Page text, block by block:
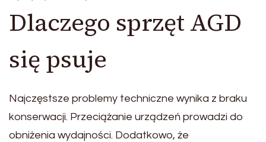
Dlaczego sprzęt AGD
się psuje
Najczęstsze problemy techniczne wynika z braku
konserwacji. Przeciążanie urządzeń prowadzi do
obniżenia wydajności. Dodatkowo, że